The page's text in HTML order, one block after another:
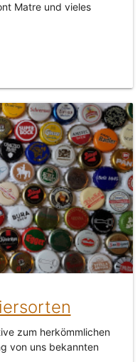
Matre und vieles
zum herkömmlichen
von uns bekannten